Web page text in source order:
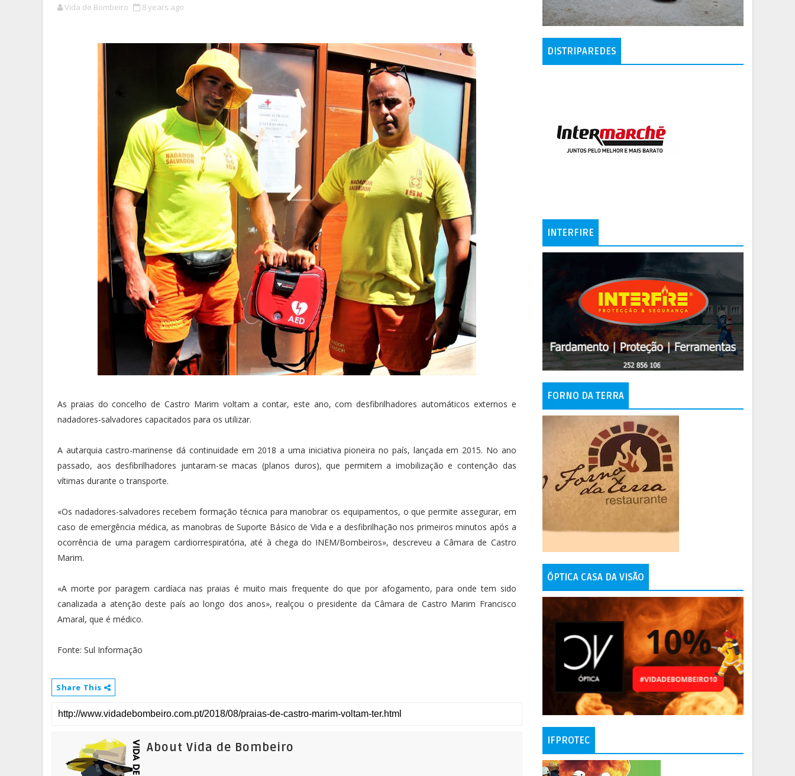
Vida de Bombeiro 8 years ago
As praias do concelho de Castro Marim voltam a contar, este ano, com desfibrilhadores automáticos externos e
nadadores-salvadores capacitados para os utilizar.
A autarquia castro-marinense dá continuidade em 2018 a uma iniciativa pioneira no país, lançada em 2015. No ano
passado, aos desfibrilhadores juntaram-se macas (planos duros), que permitem a imobilização e contenção das
vítimas durante o transporte.
«Os nadadores-salvadores recebem formação técnica para manobrar os equipamentos, o que permite assegurar, em
caso de emergência médica, as manobras de Suporte Básico de Vida e a desfibrilhação nos primeiros minutos após a
ocorrência de uma paragem cardiorrespiratória, até à chega do INEM/Bombeiros», descreveu a Câmara de Castro
Marim.
«A morte por paragem cardíaca nas praias é muito mais frequente do que por afogamento, para onde tem sido
canalizada a atenção deste país ao longo dos anos», realçou o presidente da Câmara de Castro Marim Francisco
Amaral, que é médico.
Fonte: Sul Informação
Share This
About Vida de Bombeiro
DISTRIPAREDES
INTERFIRE
FORNO DA TERRA
ÓPTICA CASA DA VISÃO
IFPROTEC